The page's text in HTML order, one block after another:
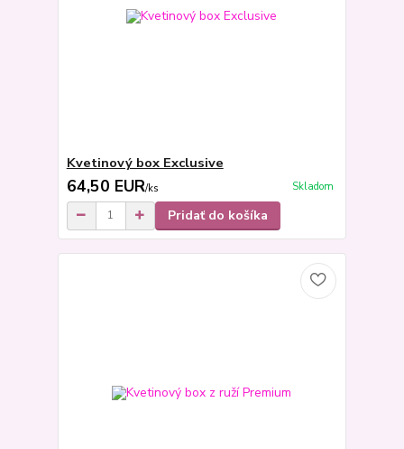
Kvetinový box Exclusive
64,50 EUR/ks Skladom
Pridať do košíka